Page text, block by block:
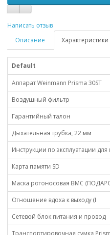
Написать отзыв
Описание
Характеристики
Default
Аппарат Weinmann Prisma 30ST
Воздушный фильтр
Гарантийный талон
Дыхательная трубка, 22 мм
Инструкции по эксплуатации для
Карта памяти SD
Маска ротоносовая BMC
Отношение вдоха к выходу (I
Сетевой блок питания и провод
Транспортировочная сумка